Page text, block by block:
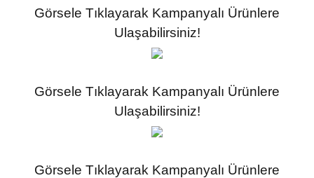
Görsele Tıklayarak Kampanyalı Ürünlere
Ulaşabilirsiniz!
Görsele Tıklayarak Kampanyalı Ürünlere
Ulaşabilirsiniz!
Görsele Tıklayarak Kampanyalı Ürünlere